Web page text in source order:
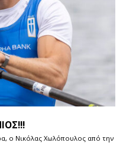
ο Νικόλας Χωλόπουλος από την